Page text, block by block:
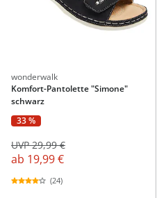
wonderwalk
Komfort-Pantolette "Simone"
schwarz
33 %
ab 19,99 €
UVP 29,99 €
(24)